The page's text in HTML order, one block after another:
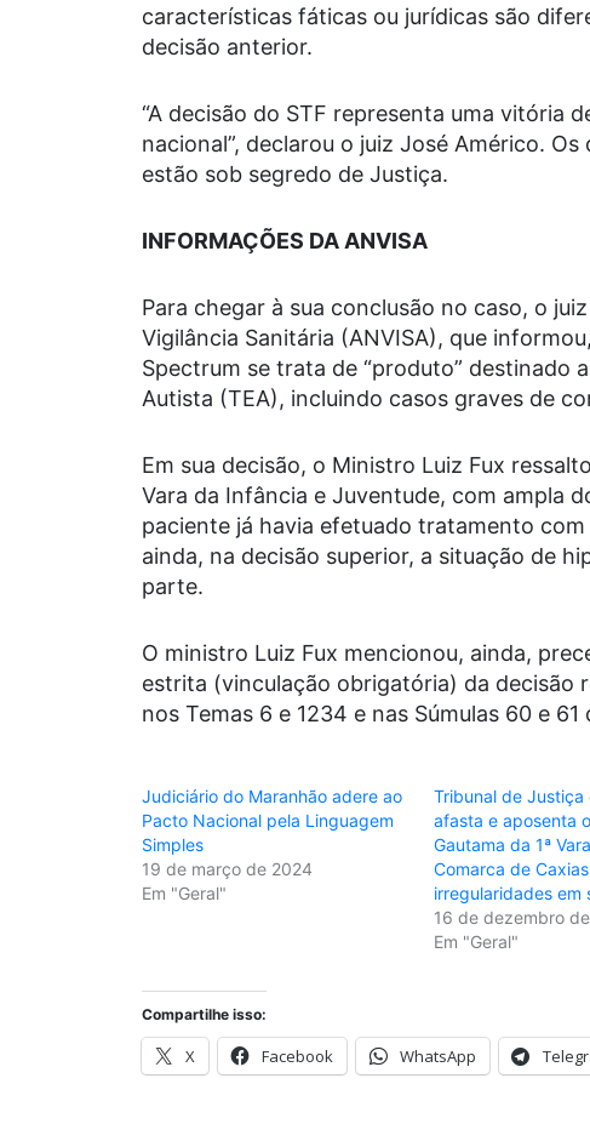
características fáticas ou jurídicas são
decisão anterior.
“A decisão do STF representa uma vitória
nacional”, declarou o juiz José Américo.
estão sob segredo de Justiça.
INFORMAÇÕES DA ANVISA
Para chegar à sua conclusão no caso, o
Vigilância Sanitária (ANVISA), que
Spectrum se trata de “produto” destinado
Autista (TEA), incluindo casos graves de
Em sua decisão, o Ministro Luiz Fux
Vara da Infância e Juventude, com ampla
paciente já havia efetuado tratamento
ainda, na decisão superior, a situação de
parte.
O ministro Luiz Fux mencionou, ainda,
estrita (vinculação obrigatória) da decisão
nos Temas 6 e 1234 e nas Súmulas 60 e
Judiciário do Maranhão adere ao
Pacto Nacional pela Linguagem
Simples
19 de março de 2024
Em "Geral"
Tribunal de Justiça
afasta e aposenta
Gautama da 1ª
Comarca de
irregularidades em
16 de dezembro
Em "Geral"
Compartilhe isso:
X Facebook WhatsApp